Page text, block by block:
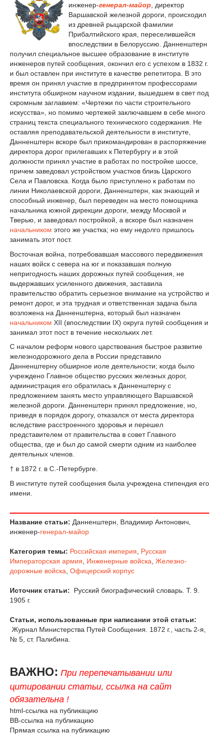
инженер-генерал-майор , директор
Варшавской железной дороги, происходил
из древней рыцарской фамилии
Прибалтийского края, переселившейся
впоследствии в Белоруссию. Данненштерн
получил специальное высшее образование в институте
инженеров путей сообщения, окончил его с успехом в 1832 г.
и был оставлен при институте в качестве репетитора. В это
время он принял участие в предпринятом профессорами
института обширном научном издании, вышедшем в свет под
скромным заглавием: «Чертежи по части строительного
искусства», но помимо чертежей заключавшем в себе много
страниц текста специального технического содержания. Не
оставляя преподавательской деятельности в институте,
Данненштерн вскоре был прикомандирован в распоряжение
директора дорог прилегавших к Петербургу и в этой
должности принял участие в работах по постройке шоссе,
причем заведовал устройством участков близь Царского
Села и Павловска. Когда было приступлено к работам по
линии Николаевской дороги, Данненштерн, как знающий и
способный инженер, был переведен на место помощника
начальника южной дирекции дороги, между Москвой и
Тверью, и заведовал постройкой, а вскоре был назначен
начальником этого же участка; но ему недолго пришлось
занимать этот пост.
Восточная война, потребовавшая массового передвижения
наших войск с севера на юг и показавшая полную
непригодность наших дорожных путей сообщения, не
выдержавших усиленного движения, заставила
правительство обратить серьезное внимание на устройство и
ремонт дорог, и эта трудная и ответственная задача была
возложена на Данненштерна, который был назначен
начальником ХII (впоследствии IX) округа путей сообщения и
занимал этот пост в течение нескольких лет.
С началом реформ нового царствования быстрое развитие
железнодорожного дела в России представило
Данненштерну обширное иоле деятельности; когда было
учреждено Главное общество русских железных дорог,
администрация его обратилась к Данненштерну с
предложением занять место управляющего Варшавской
железной дороги. Данненштерн принял предложение, но,
приведя в порядок дорогу, отказался от места директора
вследствие расстроенного здоровья и перешел
представителем от правительства в совет Главного
общества, где и был до самой смерти одним из наиболее
деятельных членов.
† в 1872 г. в С.-Петербурге.
В институте путей сообщения была учреждена стипендия его
имени.
Название статьи: Данненштерн, Владимир Антонович,
инженер-генерал-майор
Категория темы: Российская империя
Русская
Императорская армия
Инженерные войска Железно-
дорожные войска Офицерский корпус
Источник статьи:
Русский биографический словарь. Т. 9.
1905 г.
Статьи, использованные при написании этой статьи:
Журнал Министерства Путей Сообщения. 1872 г., часть 2-я,
№ 5, ст. Палибина.
ВАЖНО: При перепечатывании или
цитировании статьи, ссылка на сайт
обязательна !
html-ссылка на публикацию
BB-ссылка на публикацию
Прямая ссылка на публикацию